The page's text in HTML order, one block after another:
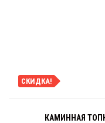
СКИДКА!
КАМИННАЯ